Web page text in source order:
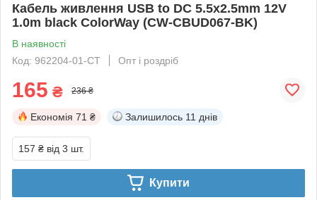
Кабель живлення USB to DC 5.5x2.5mm 12V
1.0m black ColorWay (CW-CBUD067-BK)
В наявності
Код: 962204-01-СТ
Опт і роздріб
165 ₴ 236 ₴
Економія 71 ₴ Залишилось 11 днів
157 ₴ від 3 шт.
Купити